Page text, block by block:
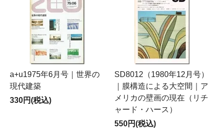
a+u1975年6月号｜世界の
現代建築
330円(税込)
SD8012（1980年12月号）
｜膜構造による大空間｜ア
メリカの壁画の現在（リチ
ャード・ハース）
550円(税込)